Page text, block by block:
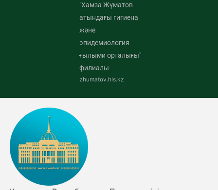
"Хамза Жұматов
атындағы гигиена
және
эпидемиология
ғылыми орталығы"
филиалы
zhumatov.hls.kz